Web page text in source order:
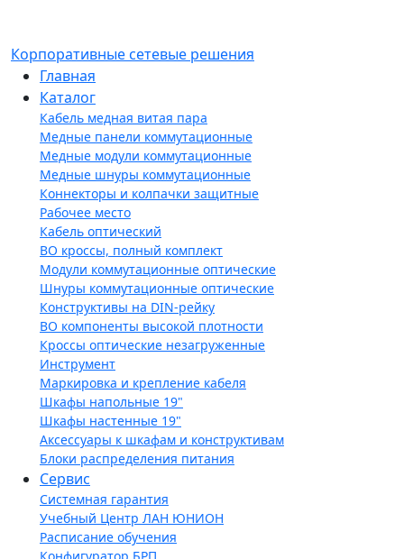
Корпоративные сетевые решения
Главная
Каталог
Кабель медная витая пара
Медные панели коммутационные
Медные модули коммутационные
Медные шнуры коммутационные
Коннекторы и колпачки защитные
Рабочее место
Кабель оптический
ВО кроссы, полный комплект
Модули коммутационные оптические
Шнуры коммутационные оптические
Конструктивы на DIN-рейку
ВО компоненты высокой плотности
Кроссы оптические незагруженные
Инструмент
Маркировка и крепление кабеля
Шкафы напольные 19"
Шкафы настенные 19"
Аксессуары к шкафам и конструктивам
Блоки распределения питания
Сервис
Системная гарантия
Учебный Центр ЛАН ЮНИОН
Расписание обучения